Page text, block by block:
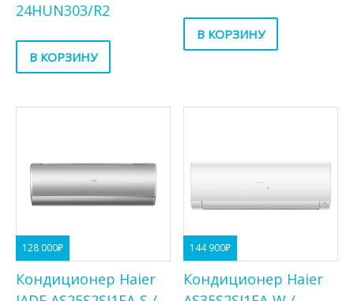
24HUN303/R2
В КОРЗИНУ
В КОРЗИНУ
128 000₽
Кондиционер Haier
144 900₽
Кондиционер Haier